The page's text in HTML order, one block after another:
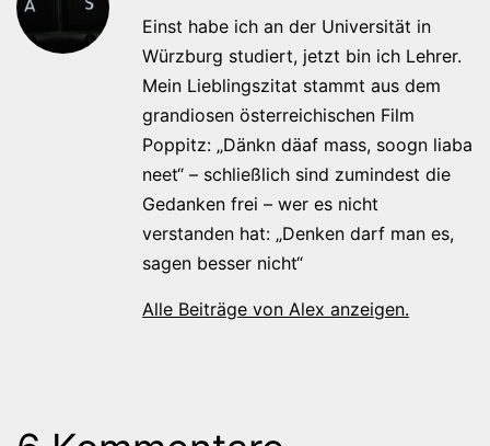
Einst habe ich an der Universität in
Würzburg studiert, jetzt bin ich Lehrer.
Mein Lieblingszitat stammt aus dem
grandiosen österreichischen Film
Poppitz: „Dänkn däaf mass, soogn liaba
neet“ – schließlich sind zumindest die
Gedanken frei – wer es nicht
verstanden hat: „Denken darf man es,
sagen besser nicht“
Alle Beiträge von Alex anzeigen.